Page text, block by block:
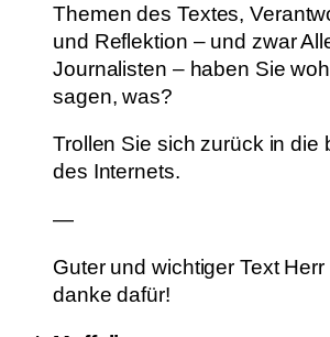
Themen des Textes,
und Reflektion – und zwar
Journalisten – haben Sie
sagen, was?
Trollen Sie sich zurück in die
des Internets.
—
Guter und wichtiger Text
danke dafür!